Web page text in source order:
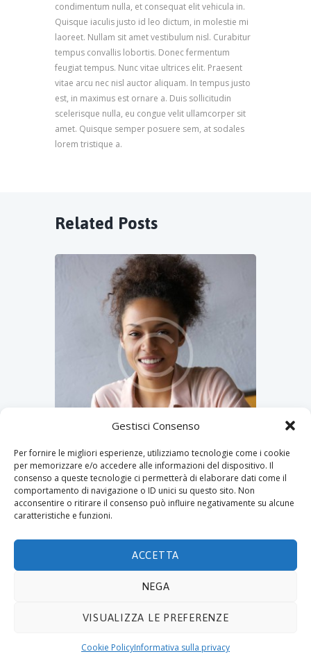
Gestisci Consenso
Per fornire le migliori esperienze, utilizziamo tecnologie come i cookie
per memorizzare e/o accedere alle informazioni del dispositivo. Il
consenso a queste tecnologie ci permetterà di elaborare dati come il
comportamento di navigazione o ID unici su questo sito. Non
acconsentire o ritirare il consenso può influire negativamente su alcune
caratteristiche e funzioni.
ACCETTA
NEGA
VISUALIZZA LE PREFERENZE
Cookie PolicyInformativa sulla privacy
condimentum nulla, et consequat elit vehicula in.
Quisque iaculis justo id leo dictum, in molestie mi
laoreet. Nullam sit amet vestibulum nisl. Curabitur
tempus convallis lobortis. Donec fermentum
feugiat tempus. Nunc vitae ultrices elit. Praesent
vitae arcu nec nisl auctor aliquam. In tempus justo
est, in maximus est ornare a. Duis sollicitudin
scelerisque nulla, eu congue velit ullamcorper sit
amet. Quisque semper posuere sem, at sodales
lorem tristique a.
Related Posts
Sarah Jefferson
10, 20021 BOLLATE (MI) - P.IVA 08441330159. E-mail
Policy.Cookie.